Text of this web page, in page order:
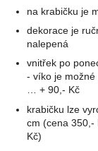
na krabičku je
dekorace je
nalepená
vnitřek po
- víko je
… + 90,- Kč
krabičku lze
cm (cena 350,-
Kč)